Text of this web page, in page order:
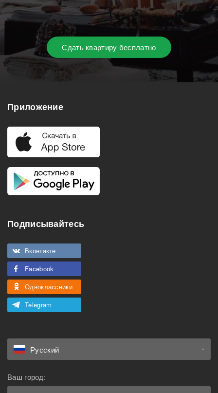
Сдать квартиру бесплатно
Приложение
Подписывайтесь
Вконтакте
Facebook
Одноклассники
Telegram
Русский
Ваш город: